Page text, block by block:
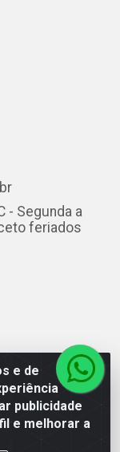
e de
publicidade
e melhorar a
- Segunda a
feriados
Monteiro, 7049
000 - CNPJ